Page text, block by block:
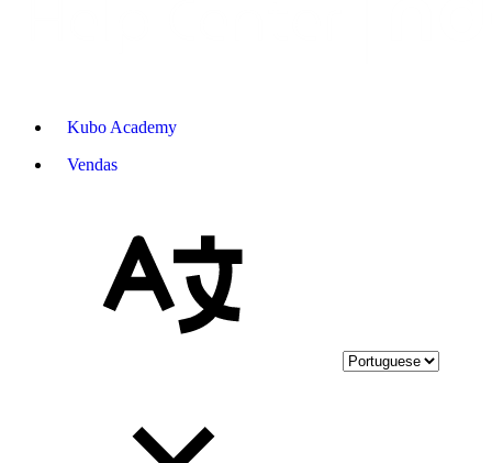
Kubo Academy
Vendas